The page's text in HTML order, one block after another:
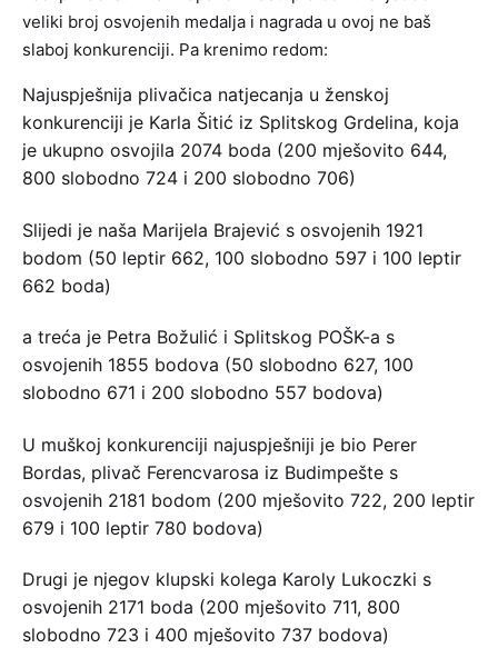
veliki broj osvojenih medalja i nagrada u ovoj ne baš
slaboj konkurenciji. Pa krenimo redom:
Najuspješnija plivačica natjecanja u ženskoj
konkurenciji je Karla Šitić iz Splitskog Grdelina, koja
je ukupno osvojila 2074 boda (200 mješovito 644,
800 slobodno 724 i 200 slobodno 706)
Slijedi je naša Marijela Brajević s osvojenih 1921
bodom (50 leptir 662, 100 slobodno 597 i 100 leptir
662 boda)
a treća je Petra Božulić i Splitskog POŠK-a s
osvojenih 1855 bodova (50 slobodno 627, 100
slobodno 671 i 200 slobodno 557 bodova)
U muškoj konkurenciji najuspješniji je bio Perer
Bordas, plivač Ferencvarosa iz Budimpešte s
osvojenih 2181 bodom (200 mješovito 722, 200 leptir
679 i 100 leptir 780 bodova)
Drugi je njegov klupski kolega Karoly Lukoczki s
osvojenih 2171 boda (200 mješovito 711, 800
slobodno 723 i 400 mješovito 737 bodova)